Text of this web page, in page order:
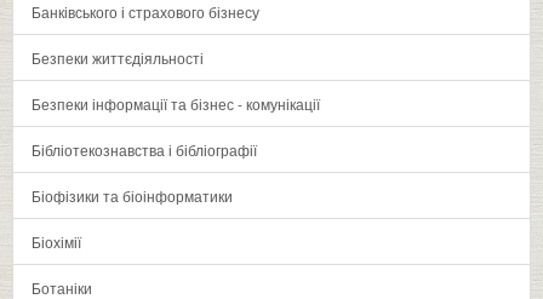
Банківського і страхового бізнесу
Безпеки життєдіяльності
Безпеки інформації та бізнес - комунікації
Бібліотекознавства і бібліографії
Біофізики та біоінформатики
Біохімії
Ботаніки